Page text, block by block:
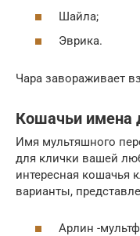
Шайла;
Эврика.
Чара завораживает
Кошачьи имена
Имя мультяшного
для клички вашей
интересная кошачья
варианты,
Арлин -